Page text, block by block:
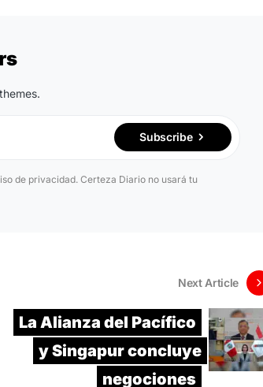
Subscribe
de privacidad. Certeza Diario no usará tu
Next Article
La Alianza del Pacífico
y Singapur concluye
negociones